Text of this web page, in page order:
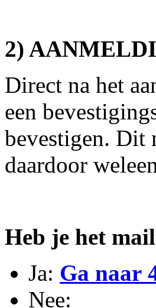
2)
Direct na het
een
bevestigen. Dit
daardoor
Heb je het
Ja: Ga naar
Nee: